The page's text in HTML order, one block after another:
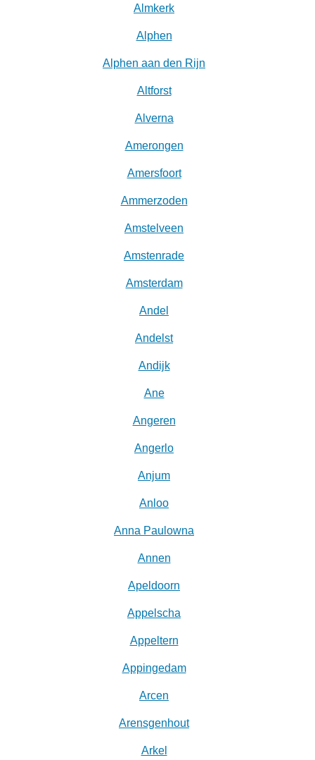
Almkerk
Alphen
Alphen aan den Rijn
Altforst
Alverna
Amerongen
Amersfoort
Ammerzoden
Amstelveen
Amstenrade
Amsterdam
Andel
Andelst
Andijk
Ane
Angeren
Angerlo
Anjum
Anloo
Anna Paulowna
Annen
Apeldoorn
Appelscha
Appeltern
Appingedam
Arcen
Arensgenhout
Arkel